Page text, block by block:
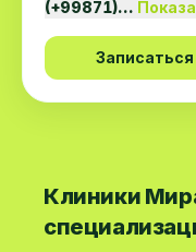
(+99871)…
Записаться
Клиники